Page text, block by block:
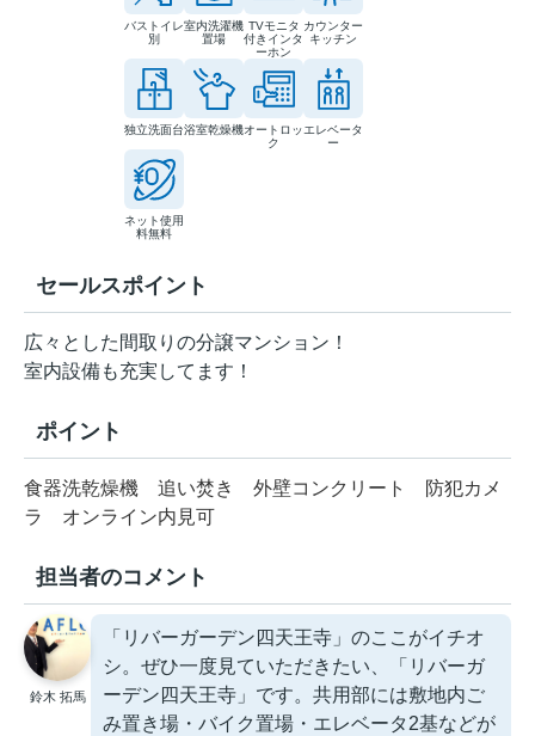
バストイレ
別
室内洗濯機
置場
TVモニタ
付きインタ
ーホン
カウンター
キッチン
独立洗面台浴室乾燥機オートロッ
ク
エレベータ
ー
ネット使用
料無料
セールスポイント
広々とした間取りの分譲マンション！
室内設備も充実してます！
ポイント
食器洗乾燥機 追い焚き 外壁コンクリート
防犯カメ
ラ
オンライン内見可
担当者のコメント
鈴木 拓馬
「リバーガーデン四天王寺」のここがイチオ
シ。ぜひ一度見ていただきたい、「リバーガ
ーデン四天王寺」です。共用部には敷地内ご
み置き場・バイク置場・エレベータ2基などが